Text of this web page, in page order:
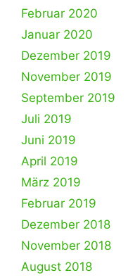
Februar 2020
Januar 2020
Dezember 2019
November 2019
September 2019
Juli 2019
Juni 2019
April 2019
März 2019
Februar 2019
Dezember 2018
November 2018
August 2018